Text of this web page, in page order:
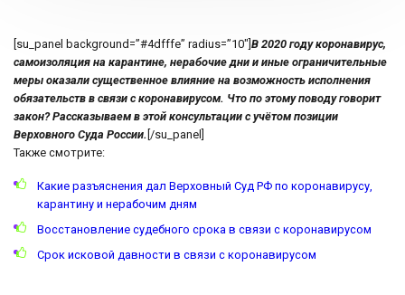
[su_panel background=”#4dfffe” radius=”10″] В 2020 году коронавирус,
самоизоляция на карантине, нерабочие дни и иные ограничительные
меры оказали существенное влияние на возможность исполнения
обязательств в связи с коронавирусом. Что по этому поводу говорит
закон? Рассказываем в этой консультации с учётом позиции
Верховного Суда России. [/su_panel]
Также смотрите:
Какие разъяснения дал Верховный Суд РФ по коронавирусу,
карантину и нерабочим дням
Восстановление судебного срока в связи с коронавирусом
Срок исковой давности в связи с коронавирусом